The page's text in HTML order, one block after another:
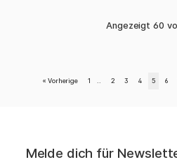
Angezeigt 60
« Vorherige 1 2 3 4 5 6
Melde dich für